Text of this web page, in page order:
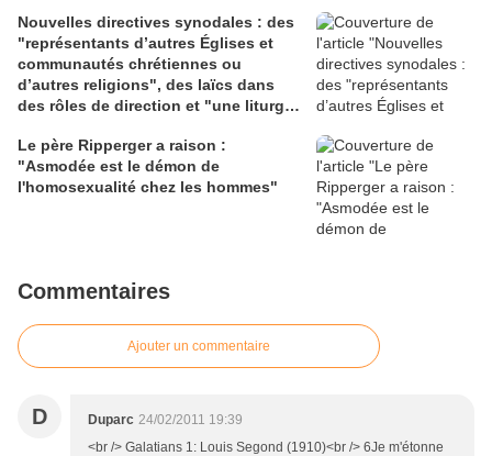
Nouvelles directives synodales : des
"représentants d’autres Églises et
communautés chrétiennes ou
d’autres religions", des laïcs dans
des rôles de direction et "une liturgie
Le père Ripperger a raison :
"Asmodée est le démon de
l'homosexualité chez les hommes"
Commentaires
Ajouter un commentaire
D Duparc 24/02/2011 19:39
<br /> Galatians 1: Louis Segond (1910)<br /> 6Je m'étonne